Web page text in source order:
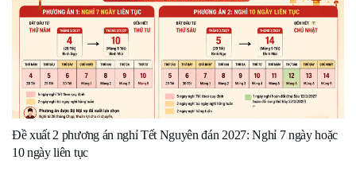
Đề xuất 2 phương án nghỉ Tết Nguyên đán 2027: Nghỉ 7 ngày hoặc
10 ngày liên tục